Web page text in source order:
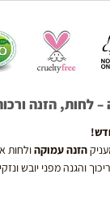
– לחות, הזנה
הזנה עמוקהולחות
והגנה מפני יובש